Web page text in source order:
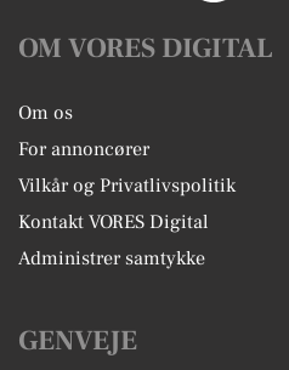
OM VORES DIGITAL
Om os
For annoncører
Vilkår og Privatlivspolitik
Kontakt VORES Digital
Administrer samtykke
GENVEJE